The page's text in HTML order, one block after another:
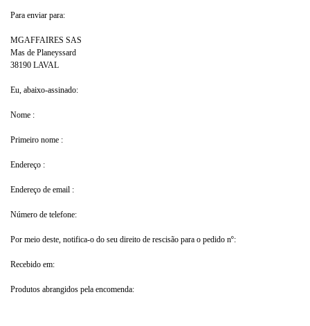
Para enviar para:
MGAFFAIRES SAS
Mas de Planeyssard
38190 LAVAL
Eu, abaixo-assinado:
Nome :
Primeiro nome :
Endereço :
Endereço de email :
Número de telefone:
Por meio deste, notifica-o do seu direito de rescisão para o pedido nº:
Recebido em:
Produtos abrangidos pela encomenda: